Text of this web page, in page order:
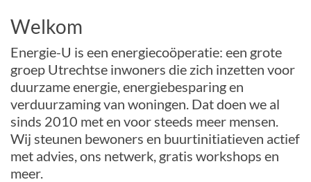
Welkom
Energie-U is een energiecoöperatie: een grote
groep Utrechtse inwoners die zich inzetten voor
duurzame energie, energiebesparing en
verduurzaming van woningen. Dat doen we al
sinds 2010 met en voor steeds meer mensen.
Wij steunen bewoners en buurtinitiatieven actief
met advies, ons netwerk, gratis workshops en
meer.